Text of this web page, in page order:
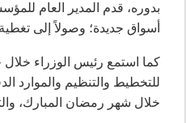
بدوره، قدم المدير العام
أسواق جديدة؛ وصولاً إلى
كما استمع رئيس الوزراء خلال
للتخطيط والتنظيم والموارد
خلال شهر رمضان المبارك،